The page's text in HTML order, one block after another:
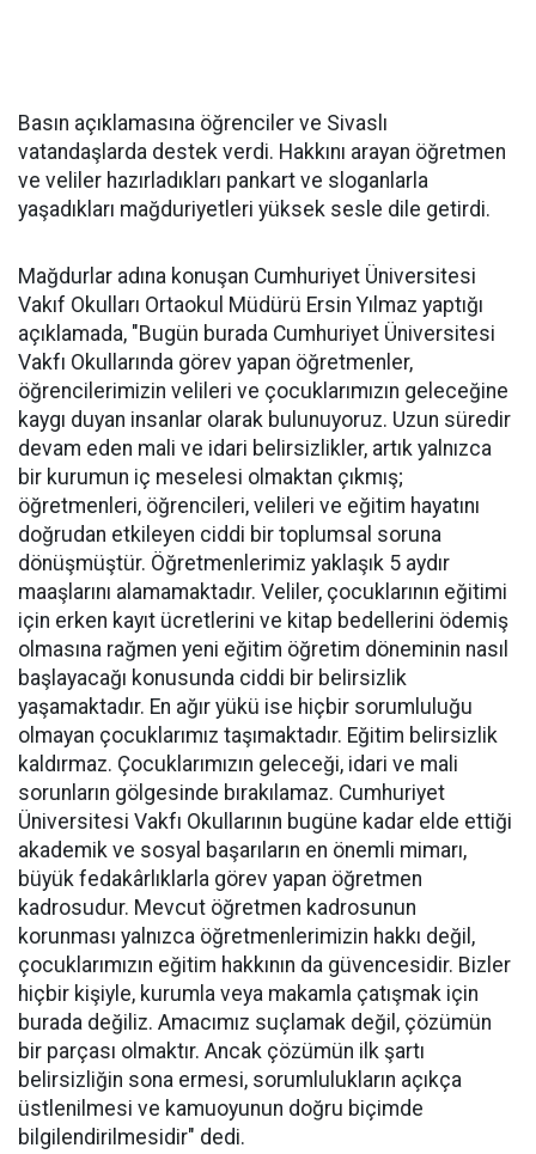
Basın açıklamasına öğrenciler ve Sivaslı
vatandaşlarda destek verdi. Hakkını arayan öğretmen
ve veliler hazırladıkları pankart ve sloganlarla
yaşadıkları mağduriyetleri yüksek sesle dile getirdi.
Mağdurlar adına konuşan Cumhuriyet Üniversitesi
Vakıf Okulları Ortaokul Müdürü Ersin Yılmaz yaptığı
açıklamada, "Bugün burada Cumhuriyet Üniversitesi
Vakfı Okullarında görev yapan öğretmenler,
öğrencilerimizin velileri ve çocuklarımızın geleceğine
kaygı duyan insanlar olarak bulunuyoruz. Uzun süredir
devam eden mali ve idari belirsizlikler, artık yalnızca
bir kurumun iç meselesi olmaktan çıkmış;
öğretmenleri, öğrencileri, velileri ve eğitim hayatını
doğrudan etkileyen ciddi bir toplumsal soruna
dönüşmüştür. Öğretmenlerimiz yaklaşık 5 aydır
maaşlarını alamamaktadır. Veliler, çocuklarının eğitimi
için erken kayıt ücretlerini ve kitap bedellerini ödemiş
olmasına rağmen yeni eğitim öğretim döneminin nasıl
başlayacağı konusunda ciddi bir belirsizlik
yaşamaktadır. En ağır yükü ise hiçbir sorumluluğu
olmayan çocuklarımız taşımaktadır. Eğitim belirsizlik
kaldırmaz. Çocuklarımızın geleceği, idari ve mali
sorunların gölgesinde bırakılamaz. Cumhuriyet
Üniversitesi Vakfı Okullarının bugüne kadar elde ettiği
akademik ve sosyal başarıların en önemli mimarı,
büyük fedakârlıklarla görev yapan öğretmen
kadrosudur. Mevcut öğretmen kadrosunun
korunması yalnızca öğretmenlerimizin hakkı değil,
çocuklarımızın eğitim hakkının da güvencesidir. Bizler
hiçbir kişiyle, kurumla veya makamla çatışmak için
burada değiliz. Amacımız suçlamak değil, çözümün
bir parçası olmaktır. Ancak çözümün ilk şartı
belirsizliğin sona ermesi, sorumlulukların açıkça
üstlenilmesi ve kamuoyunun doğru biçimde
bilgilendirilmesidir" dedi.